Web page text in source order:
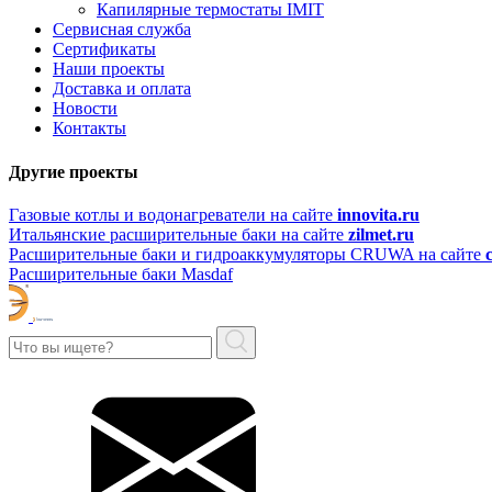
Капилярные термостаты IMIT
Сервисная служба
Сертификаты
Наши проекты
Доставка и оплата
Новости
Контакты
Другие проекты
Газовые котлы и водонагреватели на сайте innovita.ru
Итальянские расширительные баки на сайте zilmet.ru
Расширительные баки и гидроаккумуляторы CRUWA на сайте
Расширительные баки Masdaf